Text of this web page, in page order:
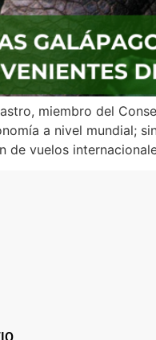
miembro del
a nivel mundial;
de vuelos